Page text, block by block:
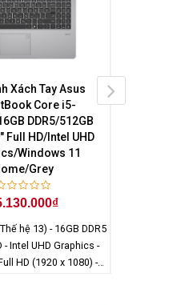
Xách Tay Asus
Core i5-
DDR5/512GB
Full HD/Intel UHD
Windows 11
Grey
hệ 13) - 16GB DDR5
- Intel UHD Graphics -
HD (1920 x 1080) -